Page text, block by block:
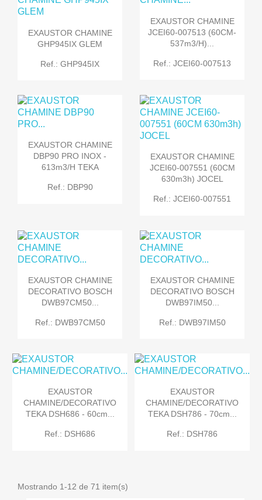
EXAUSTOR CHAMINE
GHP945IX GLEM
Ref.: GHP945IX
EXAUSTOR CHAMINE
JCEI60-007513 (60CM-
537m3/h)...
Ref.: JCEI60-007513
EXAUSTOR CHAMINE
DBP90 PRO INOX -
613m3/h TEKA
Ref.: DBP90
EXAUSTOR CHAMINE
JCEI60-007551 (60CM
630m3h) JOCEL
Ref.: JCEI60-007551
EXAUSTOR CHAMINE
DECORATIVO BOSCH
DWB97CM50...
Ref.: DWB97CM50
EXAUSTOR CHAMINE
DECORATIVO BOSCH
DWB97IM50...
Ref.: DWB97IM50
EXAUSTOR
CHAMINE/DECORATIVO
TEKA DSH686 - 60cm...
Ref.: DSH686
EXAUSTOR
CHAMINE/DECORATIVO
TEKA DSH786 - 70cm...
Ref.: DSH786
Mostrando 1-12 de 71 item(s)